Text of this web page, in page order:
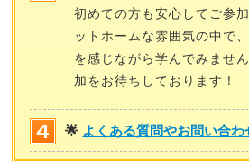
初めての方も安心してご参
ットホームな雰囲気の中で
を感じながら学んでみませ
加をお待ちしております！
🌟 よくある質問やお問い合わ